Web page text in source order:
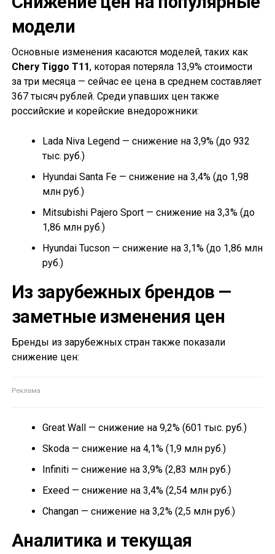
модели
Основные изменения касаются моделей, таких как
Chery Tiggo T11, которая потеряла 13,9% стоимости
за три месяца — сейчас ее цена в среднем составляет
367 тысяч рублей. Среди упавших цен также
российские и корейские внедорожники:
Lada Niva Legend — снижение на 3,9% (до 932
тыс. руб.)
Hyundai Santa Fe — снижение на 3,4% (до 1,98
млн руб.)
Mitsubishi Pajero Sport — снижение на 3,3% (до
1,86 млн руб.)
Hyundai Tucson — снижение на 3,1% (до 1,86 млн
руб.)
Из зарубежных брендов —
заметные изменения цен
Бренды из зарубежных стран также показали
снижение цен:
Great Wall — снижение на 9,2% (601 тыс. руб.)
Skoda — снижение на 4,1% (1,9 млн руб.)
Infiniti — снижение на 3,9% (2,83 млн руб.)
Exeed — снижение на 3,4% (2,54 млн руб.)
Changan — снижение на 3,2% (2,5 млн руб.)
Аналитика и текущая